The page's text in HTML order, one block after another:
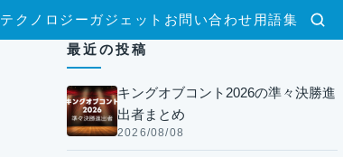
検索
テクノロジー ガジェット お問い合わせ 用語集
最近の投稿
キングオブコント2026の準々決勝進
出者まとめ
2026/08/08